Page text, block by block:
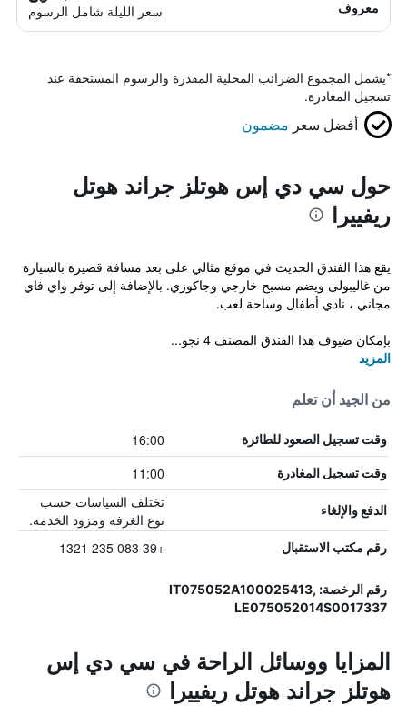
معروف سعر الليلة شامل الرسوم
*يشمل المجموع الضرائب المحلية المقدرة والرسوم المستحقة عند
تسجيل المغادرة.
أفضل سعر مضمون
حول سي دي إس هوتلز جراند هوتل
ريفييرا
يقع هذا الفندق الحديث في موقع مثالي على بعد مسافة قصيرة بالسيارة
من غاليبولى ويضم مسبح خارجي وجاكوزي. بالإضافة إلى توفر واي فاي
مجاني ، نادي أطفال وساحة لعب.
بإمكان ضيوف هذا الفندق المصنف 4 نجو...
المزيد
من الجيد أن تعلم
وقت تسجيل الصعود للطائرة 16:00
وقت تسجيل المغادرة 11:00
الدفع والإلغاء
تختلف السياسات حسب
نوع الغرفة ومزود الخدمة.
رقم مكتب الاستقبال +39 083 235 1321
رقم الرخصة: IT075052A100025413,
LE075052014S0017337
المزايا ووسائل الراحة في سي دي إس
هوتلز جراند هوتل ريفييرا